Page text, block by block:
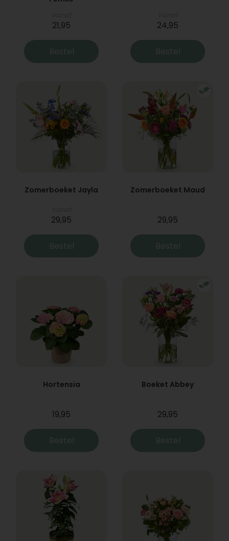
21,95
Bestel
24,95
Bestel
Zomerboeket Jayla
29,95
Bestel
Zomerboeket Maud
29,95
Bestel
Hortensia
19,95
Bestel
Boeket Abbey
29,95
Bestel